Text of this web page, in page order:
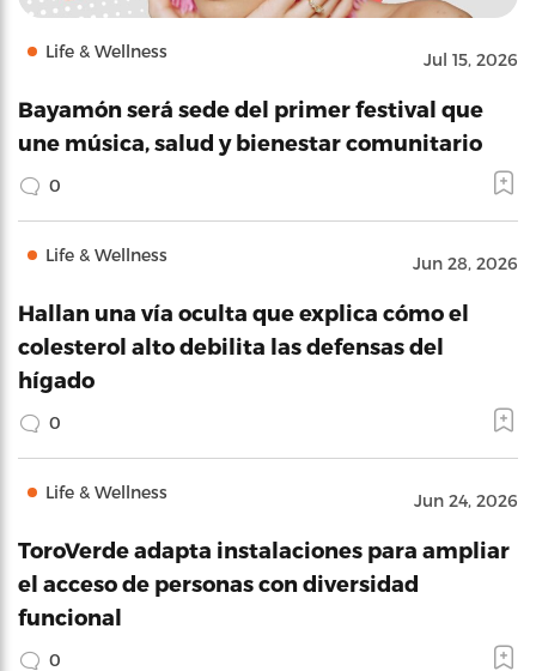
Life & Wellness Jul 15, 2026
Bayamón será sede del primer festival que
une música, salud y bienestar comunitario
0
Life & Wellness Jun 28, 2026
Hallan una vía oculta que explica cómo el
colesterol alto debilita las defensas del
hígado
0
Life & Wellness Jun 24, 2026
ToroVerde adapta instalaciones para ampliar
el acceso de personas con diversidad
funcional
0